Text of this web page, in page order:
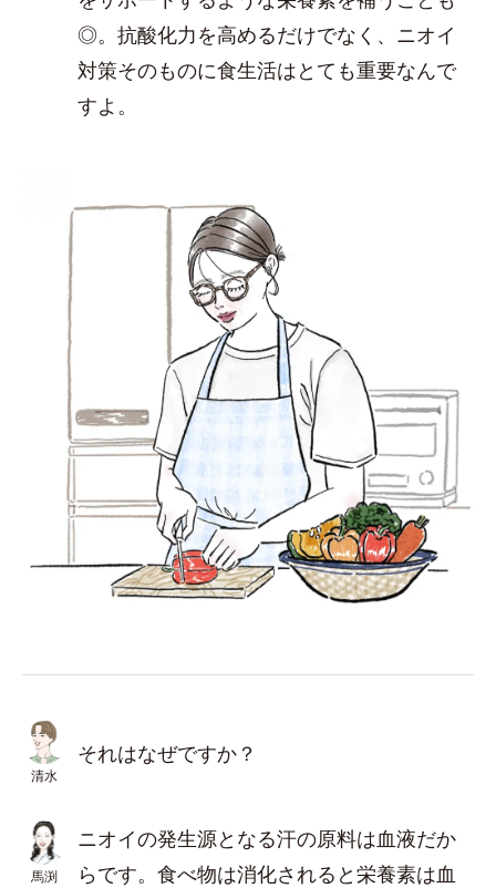
◎。抗酸化力を高めるだけでなく、ニオイ
対策そのものに食生活はとても重要なんで
すよ。
清水
それはなぜですか？
馬渕
ニオイの発生源となる汗の原料は血液だか
らです。食べ物は消化されると栄養素は血